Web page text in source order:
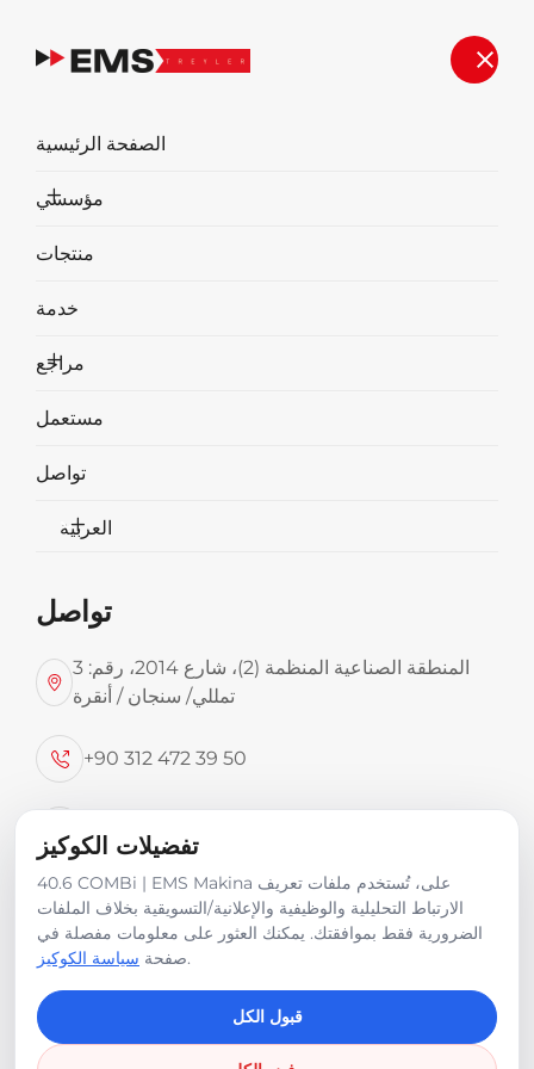
الصفحة الرئيسية
مؤسسي
منتجات
خدمة
مراجع
مستعمل
تواصل
العربية
تواصل
المنطقة الصناعية المنظمة (2)، شارع 2014، رقم: 3
تمللي/ سنجان / أنقرة
+90 312 472 39 50
Erhan Boyvat
info@emsmakina.com
40.6 COMBi
تفضيلات الكوكيز
40.6 COMBi | EMS Makina على، تُستخدم ملفات تعريف
الارتباط التحليلية والوظيفية والإعلانية/التسويقية بخلاف الملفات
الضرورية فقط بموافقتك. يمكنك العثور على معلومات مفصلة في
صفحة سياسة الكوكيز .
قبول الكل